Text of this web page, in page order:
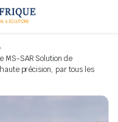
MS-SAR Solution de
précision, par tous les